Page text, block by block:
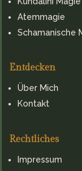
Atemmagie
Schamanische
Entdecken
Über Mich
Kontakt
Rechtliches
Impressum